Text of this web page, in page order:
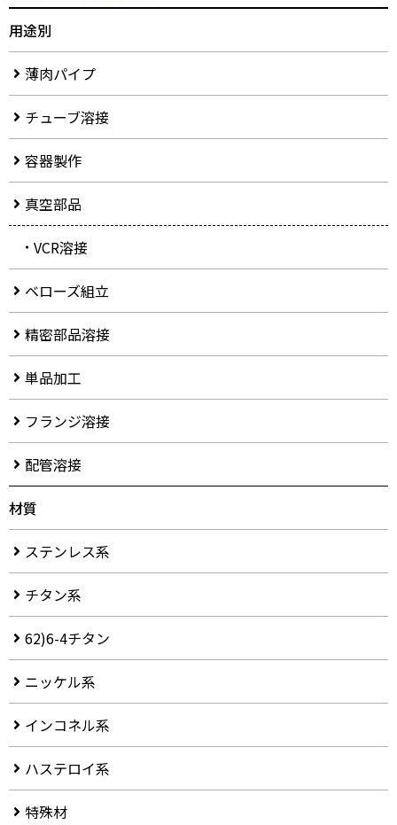
用途別
薄肉パイプ
チューブ溶接
容器製作
真空部品
VCR溶接
ベローズ組立
精密部品溶接
単品加工
フランジ溶接
配管溶接
材質
ステンレス系
チタン系
62)6-4チタン
ニッケル系
インコネル系
ハステロイ系
特殊材